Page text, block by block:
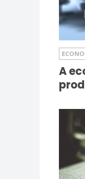
A